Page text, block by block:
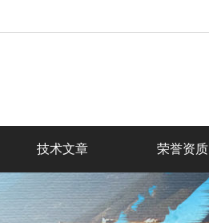
技术文章 荣誉资质